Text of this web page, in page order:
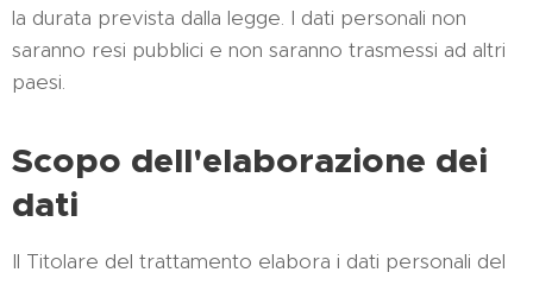
la durata prevista dalla legge. I dati personali non
saranno resi pubblici e non saranno trasmessi ad altri
paesi.
Scopo dell'elaborazione dei
dati
Il Titolare del trattamento elabora i dati personali del